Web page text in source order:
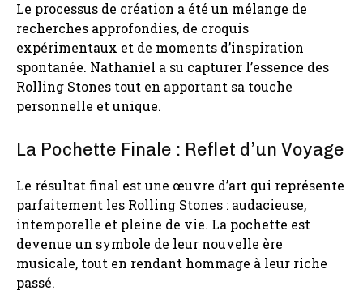
Le processus de création a été un mélange de
recherches approfondies, de croquis
expérimentaux et de moments d’inspiration
spontanée. Nathaniel a su capturer l’essence des
Rolling Stones tout en apportant sa touche
personnelle et unique.
La Pochette Finale : Reflet d’un Voyage
Le résultat final est une œuvre d’art qui représente
parfaitement les Rolling Stones : audacieuse,
intemporelle et pleine de vie. La pochette est
devenue un symbole de leur nouvelle ère
musicale, tout en rendant hommage à leur riche
passé.